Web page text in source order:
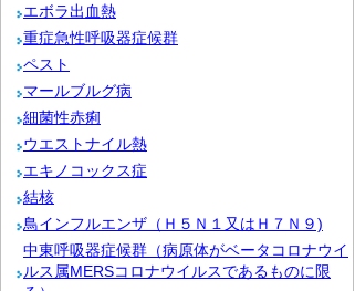
エボラ出血熱
重症急性呼吸器症候群
ペスト
マールブルグ病
細菌性赤痢
ウエストナイル熱
エキノコックス症
結核
鳥インフルエンザ（Ｈ５Ｎ１又はＨ７Ｎ９)
中東呼吸器症候群（病原体がベータコロナウイ
ルス属MERSコロナウイルスであるものに限